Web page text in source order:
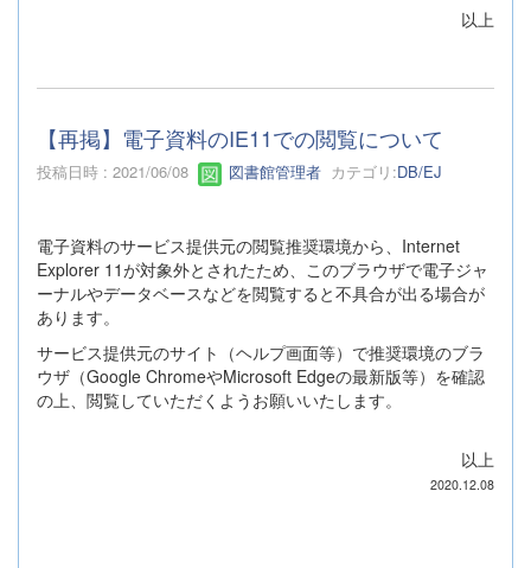
以上
【再掲】電子資料のIE11での閲覧について
投稿日時 : 2021/06/08 図書館管理者 カテゴリ:DB/EJ
電子資料のサービス提供元の閲覧推奨環境から、Internet
Explorer 11が対象外とされたため、このブラウザで電子ジャ
ーナルやデータベースなどを閲覧すると不具合が出る場合が
あります。
サービス提供元のサイト（ヘルプ画面等）で推奨環境のブラ
ウザ（Google ChromeやMicrosoft Edgeの最新版等）を確認
の上、閲覧していただくようお願いいたします。
以上
2020.12.08